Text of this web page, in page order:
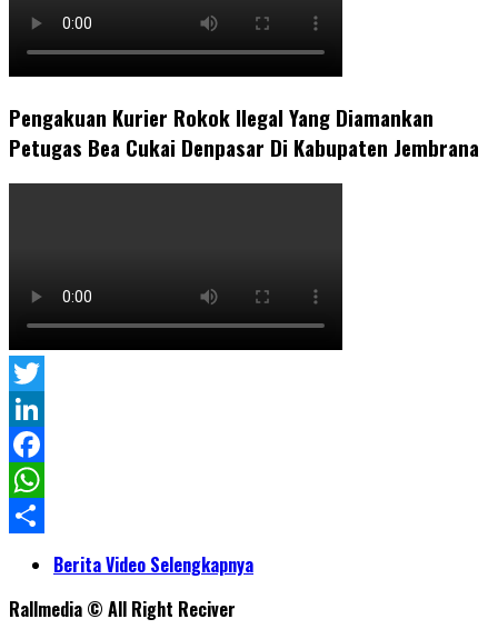
Pengakuan Kurier Rokok Ilegal Yang Diamankan
Petugas Bea Cukai Denpasar Di Kabupaten Jembrana
Twitter
LinkedIn
Facebook
WhatsApp
ShareBerita Video Selengkapnya
Rallmedia © All Right Reciver